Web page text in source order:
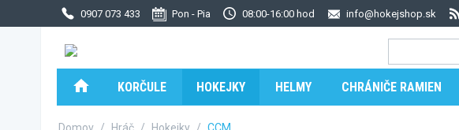
0907 073 433 Pon - Pia 08:00-16:00 hod info@hokejshop.sk
KORČULE HOKEJKY HELMY CHRÁNIČE RAMIEN